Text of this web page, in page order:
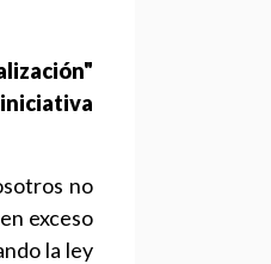
no
exceso
la ley